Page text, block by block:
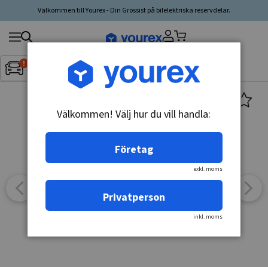
Välkommen till Yourex - Din Grossist på bilelektriska reservdelar.
Inget fordon valt▼
Sök
produkt,
tillverkare,
Välkommen! Välj hur du vill handla:
Företag
exkl. moms
Privatperson
inkl. moms